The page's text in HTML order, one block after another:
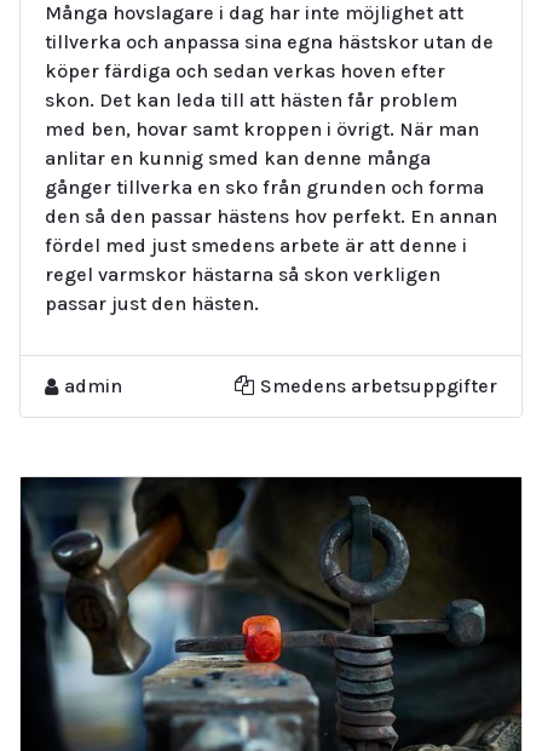
Många hovslagare i dag har inte möjlighet att
tillverka och anpassa sina egna hästskor utan de
köper färdiga och sedan verkas hoven efter
skon. Det kan leda till att hästen får problem
med ben, hovar samt kroppen i övrigt. När man
anlitar en kunnig smed kan denne många
gånger tillverka en sko från grunden och forma
den så den passar hästens hov perfekt. En annan
fördel med just smedens arbete är att denne i
regel varmskor hästarna så skon verkligen
passar just den hästen.
admin Smedens arbetsuppgifter